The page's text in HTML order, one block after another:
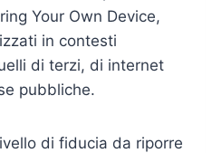
Your Own Device,
in contesti
di terzi, di internet
pubbliche.
di fiducia da riporre